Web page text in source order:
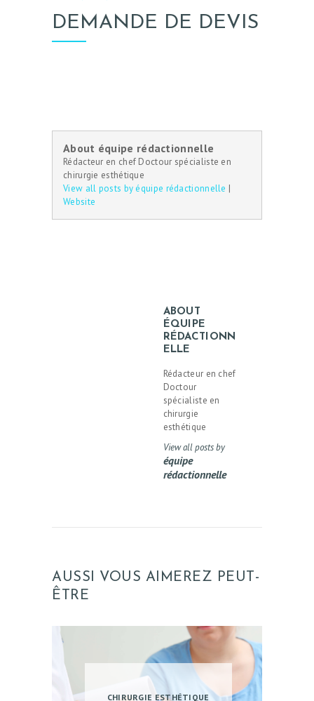
DEMANDE DE DEVIS
About équipe rédactionnelle
Rédacteur en chef Doctour spécialiste en
chirurgie esthétique
View all posts by équipe rédactionnelle |
Website
ABOUT
ÉQUIPE
RÉDACTIONN
ELLE
Rédacteur en chef
Doctour
spécialiste en
chirurgie
esthétique
View all posts by
équipe
rédactionnelle
AUSSI VOUS AIMEREZ PEUT-
ÊTRE
CHIRURGIE ESTHÉTIQUE